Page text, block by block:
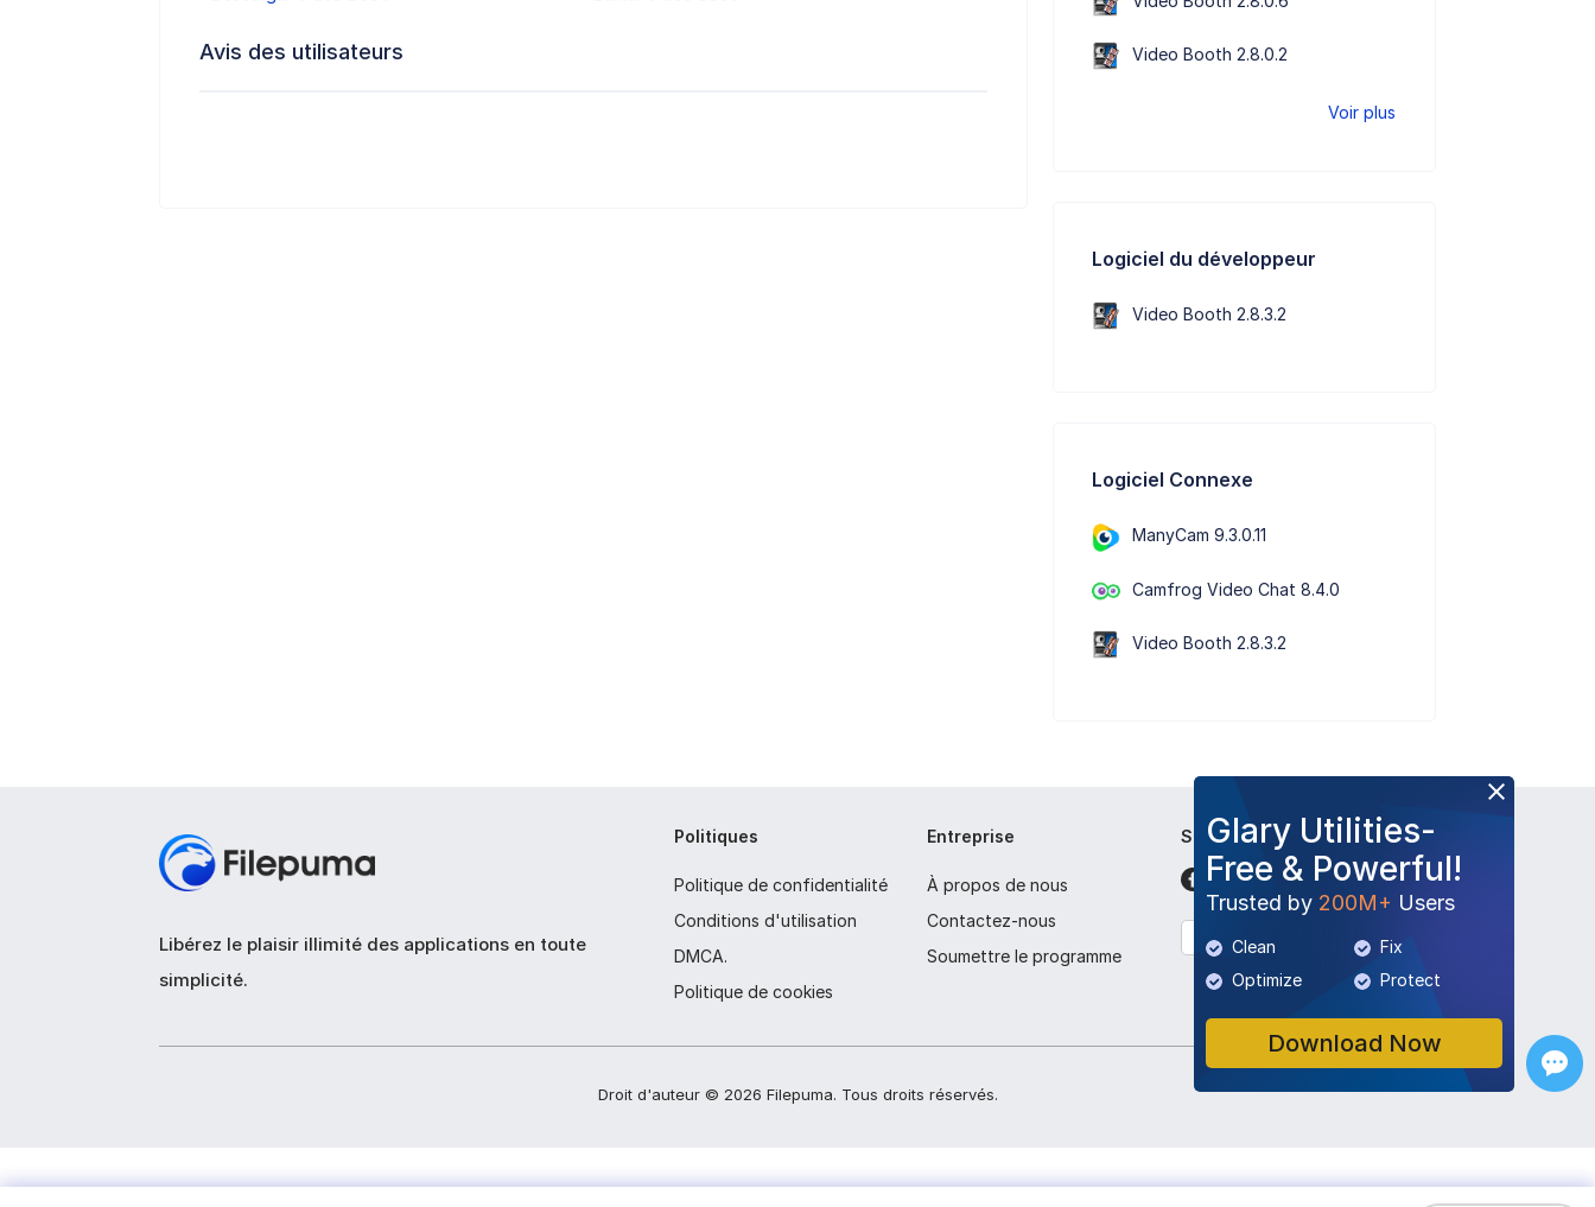
Avis des utilisateurs Video Booth 2.8.0.2
Voir plus
Logiciel du développeur
Video Booth 2.8.3.2
Logiciel Connexe
ManyCam 9.3.0.11
Camfrog Video Chat 8.4.0
Video Booth 2.8.3.2
Glary Utilities-
Free & Powerful!
Trusted by 200M+ Users
Clean
Fix
Optimize
Protect
Download Now
Libérez le plaisir illimité des applications en toute
simplicité.
Politiques
Politique de confidentialité
Conditions d'utilisation
DMCA.
Politique de cookies
Entreprise
À propos de nous
Contactez-nous
Soumettre le programme
Suivez-nous
Français
Droit d'auteur © 2026 Filepuma. Tous droits réservés.